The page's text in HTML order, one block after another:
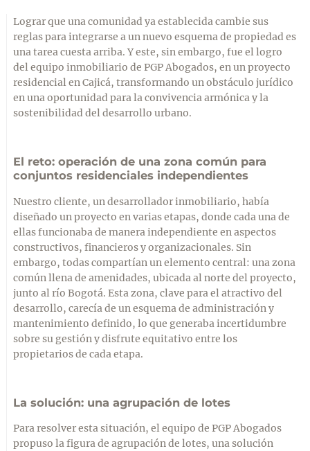
Lograr que una comunidad ya establecida cambie sus
reglas para integrarse a un nuevo esquema de propiedad es
una tarea cuesta arriba. Y este, sin embargo, fue el logro
del equipo inmobiliario de PGP Abogados, en un proyecto
residencial en Cajicá, transformando un obstáculo jurídico
en una oportunidad para la convivencia armónica y la
sostenibilidad del desarrollo urbano.
El reto: operación de una zona común para
conjuntos residenciales independientes
Nuestro cliente, un desarrollador inmobiliario, había
diseñado un proyecto en varias etapas, donde cada una de
ellas funcionaba de manera independiente en aspectos
constructivos, financieros y organizacionales. Sin
embargo, todas compartían un elemento central: una zona
común llena de amenidades, ubicada al norte del proyecto,
junto al río Bogotá. Esta zona, clave para el atractivo del
desarrollo, carecía de un esquema de administración y
mantenimiento definido, lo que generaba incertidumbre
sobre su gestión y disfrute equitativo entre los
propietarios de cada etapa.
La solución: una agrupación de lotes
Para resolver esta situación, el equipo de PGP Abogados
propuso la figura de agrupación de lotes, una solución